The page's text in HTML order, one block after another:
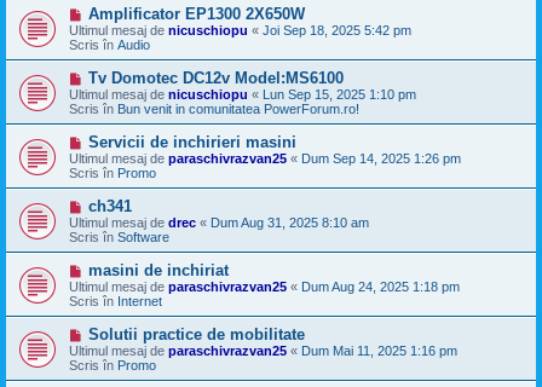
n
o
u
M
e
s
a
o
u
Amplificator EP1300 2X650W
Ultimul mesaj de nicuschiopu « Joi Sep 18, 2025 5:42 pm
Scris în Audio
M
e
s
a
n
o
u
Tv Domotec DC12v Model:MS6100
Ultimul mesaj de nicuschiopu « Lun Sep 15, 2025 1:10 pm
Scris în Bun venit in comunitatea PowerForum.ro!
M
e
s
a
n
o
u
Servicii de inchirieri masini
Ultimul mesaj de paraschivrazvan25 « Dum Sep 14, 2025 1:26 pm
Scris în Promo
M
e
s
a
n
o
u
ch341
Ultimul mesaj de drec « Dum Aug 31, 2025 8:10 am
Scris în Software
M
e
s
a
n
o
u
masini de inchiriat
Ultimul mesaj de paraschivrazvan25 « Dum Aug 24, 2025 1:18 pm
Scris în Internet
M
e
s
a
Solutii practice de mobilitate
Ultimul mesaj de paraschivrazvan25 « Dum Mai 11, 2025 1:16 pm
Scris în Promo